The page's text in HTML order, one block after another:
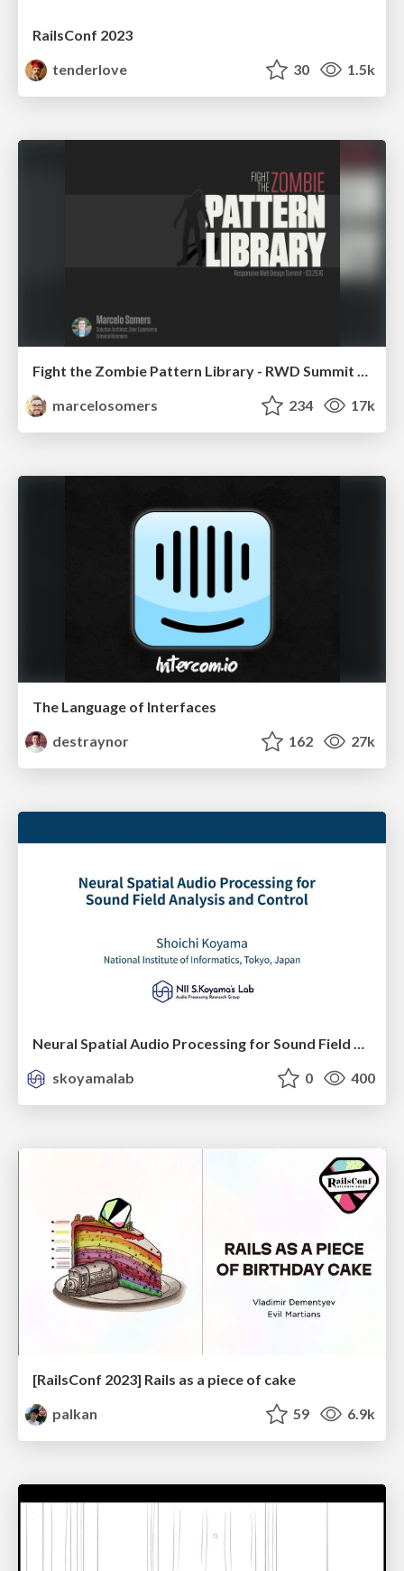
RailsConf 2023
tenderlove
30 1.5k
Fight the Zombie Pattern Library - RWD Summit 2016
marcelosomers
234 17k
The Language of Interfaces
destraynor
162 27k
Neural Spatial Audio Processing for Sound Field Analysis and Control
skoyamalab
0 400
[RailsConf 2023] Rails as a piece of cake
palkan
59 6.9k